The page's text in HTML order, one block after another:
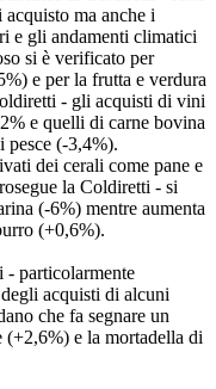
ma anche i
e gli andamenti climatici
si è verificato per
e per la frutta e verdura
- gli acquisti di vini
e quelli di carne bovina
pesce (-3,4%).
dei cerali come pane e
la Coldiretti - si
(-6%) mentre aumenta
(+0,6%).
- particolarmente
acquisti di alcuni
che fa segnare un
e la mortadella di